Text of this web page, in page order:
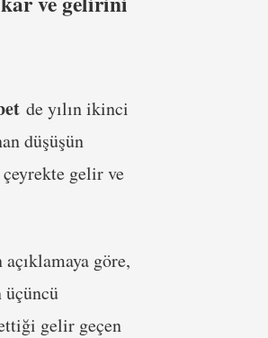
de yılın ikinci
düşüşün
çeyrekte gelir ve
göre,
üçüncü
gelir geçen